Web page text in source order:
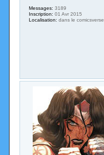
Messages: 3189
Inscription: 01 Avr 2015
Localisation: dans le comicsverse